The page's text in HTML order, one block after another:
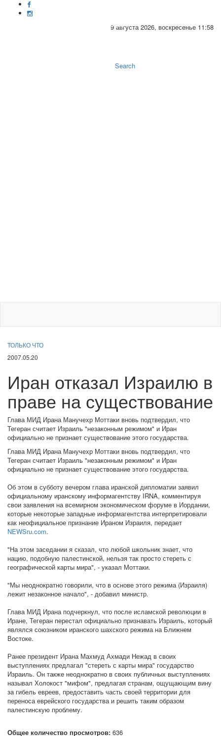
9 августа 2026, воскресенье 11:58
Search
ТОЛЬКО ЧТО
2007.05.20
Иран отказал Израилю в
праве на существование
Глава МИД Ирана Манучехр Моттаки вновь подтвердил, что
Тегеран считает Израиль "незаконным режимом" и Иран
официально не признает существование этого государства.
Глава МИД Ирана Манучехр Моттаки вновь подтвердил, что
Тегеран считает Израиль "незаконным режимом" и Иран
официально не признает существование этого государства.
Об этом в субботу вечером глава иранской дипломатии заявил
официальному иранскому информагентству IRNA, комментируя
свои заявления на всемирном экономическом форуме в Иордании,
которые некоторые западные информагентства интерпретировали
как неофициальное признание Ираном Израиля, передает
NEWSru.com.
"На этом заседании я сказал, что любой школьник знает, что
нацию, подобную палестинской, нельзя так просто стереть с
географической карты мира", - указал Моттаки.
"Мы неоднократно говорили, что в основе этого режима (Израиля)
лежит незаконное начало", - добавил министр.
Глава МИД Ирана подчеркнул, что после исламской революции в
Иране, Тегеран перестал официально признавать Израиль, который
являлся союзником иранского шахского режима на Ближнем
Востоке.
Ранее президент Ирана Махмуд Ахмади Нежад в своих
выступлениях предлагал "стереть с карты мира" государство
Израиль. Он также неоднократно в своих публичных выступлениях
называл Холокост "мифом", предлагая странам, ощущающим вину
за гибель евреев, предоставить часть своей территории для
переноса еврейского государства и решить таким образом
палестинскую проблему.
Общее количество просмотров: 636